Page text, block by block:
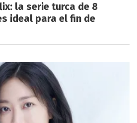
la serie turca de 8
ideal para el fin de